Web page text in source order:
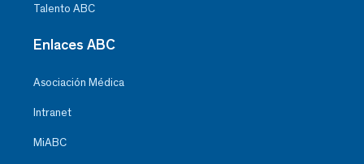
Talento ABC
Enlaces ABC
Asociación Médica
Intranet
MiABC